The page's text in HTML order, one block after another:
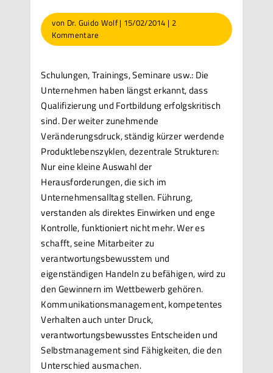
von Dr. Guido Wolf| 15/02/2014 | 2
Kommentare
Schulungen, Trainings, Seminare usw.: Die
Unternehmen haben längst erkannt, dass
Qualifizierung und Fortbildung erfolgskritisch
sind. Der weiter zunehmende
Veränderungsdruck, ständig kürzer werdende
Produktlebenszyklen, dezentrale Strukturen:
Nur eine kleine Auswahl der
Herausforderungen, die sich im
Unternehmensalltag stellen. Führung,
verstanden als direktes Einwirken und enge
Kontrolle, funktioniert nicht mehr. Wer es
schafft, seine Mitarbeiter zu
verantwortungsbewusstem und
eigenständigen Handeln zu befähigen, wird zu
den Gewinnern im Wettbewerb gehören.
Kommunikationsmanagement, kompetentes
Verhalten auch unter Druck,
verantwortungsbewusstes Entscheiden und
Selbstmanagement sind Fähigkeiten, die den
Unterschied ausmachen.